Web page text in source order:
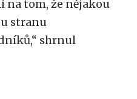
na tom, že nějakou
stranu
shrnul